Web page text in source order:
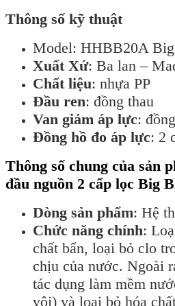
Thông số kỹ thuật
Model: HHBB20A
Xuất Xứ: Ba lan –
Chất liệu: nhựa PP
Đầu ren: đồng thau
Van giảm áp lực:
Đồng hồ đo áp lực: 2
Thông số chung của sản
đầu nguồn 2 cấp lọc Big
Dòng sản phẩm: Hệ
Chức năng chính:
chất bẩn, loại bỏ clo
chịu của nước. Ngoài
tác dụng làm mềm
vôi) và lọai bỏ hóa